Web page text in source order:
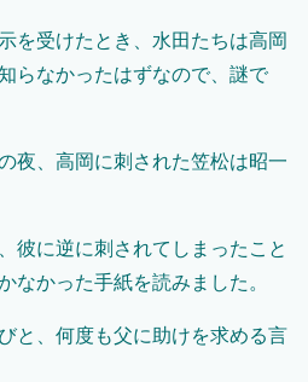
を受けたとき、水田たちは高岡
らなかったはずなので、謎で
夜、高岡に刺された笠松は昭一
彼に逆に刺されてしまったこと
なかった手紙を読みました。
と、何度も父に助けを求める言